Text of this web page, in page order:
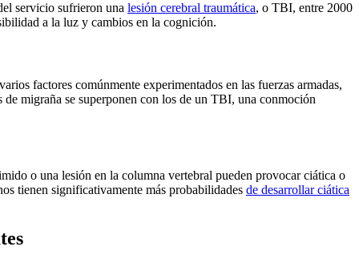
servicio sufrieron una lesión cerebral traumática, o TBI, entre 2000
a la luz y cambios en la cognición.
factores comúnmente experimentados en las fuerzas armadas,
migraña se superponen con los de un TBI, una conmoción
o una lesión en la columna vertebral pueden provocar ciática o
tienen significativamente más probabilidades de desarrollar ciática